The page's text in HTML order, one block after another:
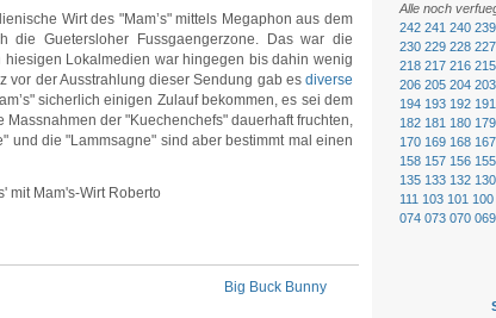
Wirt des "Mam’s" mittels Megaphon aus dem
die Guetersloher Fussgaengerzone. Das war die
Lokalmedien war hingegen bis dahin wenig
vor der Ausstrahlung dieser Sendung gab es diverse
sicherlich einigen Zulauf bekommen, es sei dem
der "Kuechenchefs" dauerhaft fruchten,
und die "Lammsagne" sind aber bestimmt mal einen
Big Buck Bunny
Alle noch
242 241 240 239
230 229 228 227
218 217 216 215
206 205 204 203
194 193 192 191
182 181 180 179
170 169 168 167
158 157 156 155
135 133 132 130
111 103 101 100
074 073 070 069